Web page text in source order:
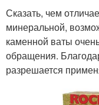
Сказать, чем
минеральной,
каменной ваты
обращения.
разрешается